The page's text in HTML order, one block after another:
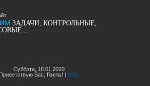
ЗАДАЧИ, КОНТРОЛЬНЫЕ,
Суббота, 18.01.2020
Приветствую Вас, Гость! | RSS